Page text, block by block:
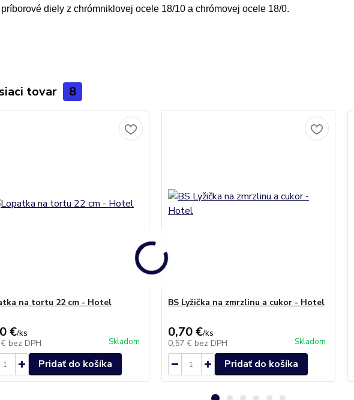
diely z chrómniklovej ocele 18/10 a chrómovej ocele 18/0.
tovar 8
na tortu 22 cm - Hotel
€/ks
bez DPH Skladom
Pridať do košíka
BS Lyžička na zmrzlinu a cukor - Hotel
0,70 €/ks
0,57 € bez DPH Skladom
Pridať do košíka